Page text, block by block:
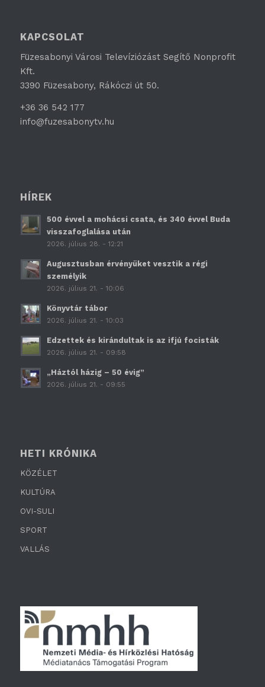
KAPCSOLAT
Füzesabonyi Városi Televíziózást Segítő Nonprofit
Kft.
3390 Füzesabony, Rákóczi út 50.
+36 36 542 177
info@fuzesabonytv.hu
HÍREK
500 évvel a mohácsi csata, és 340 évvel Buda
visszafoglalása után
2026. július 28. - 12:21
Augusztusban érvényüket vesztik a régi
személyik
2026. július 21. - 10:06
Könyvtár tábor
2026. július 21. - 10:03
Edzettek és kirándultak is az ifjú focisták
2026. július 21. - 09:58
„Háztól házig – 50 évig”
2026. július 21. - 09:55
HETI KRÓNIKA
KÖZÉLET
KULTÚRA
OVI-SULI
SPORT
VALLÁS